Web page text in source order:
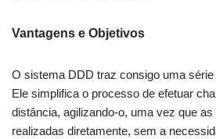
Vantagens e Objetivos
O sistema DDD traz consigo uma
Ele simplifica o processo de efetuar
distância, agilizando-o, uma vez que
realizadas diretamente, sem a